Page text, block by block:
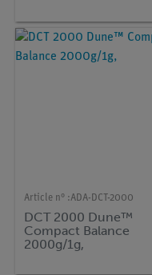
Article n° :ADA-DCT-2000
DCT 2000 Dune™
Compact Balance
2000g/1g,